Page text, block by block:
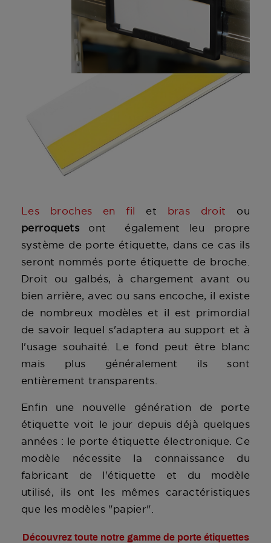
Les broches en fil et bras droit ou
perroquets ont également leu propre
système de porte étiquette, dans ce cas ils
seront nommés porte étiquette de broche.
Droit ou galbés, à chargement avant ou
bien arrière, avec ou sans encoche, il existe
de nombreux modèles et il est primordial
de savoir lequel s'adaptera au support et à
l'usage souhaité. Le fond peut être blanc
mais plus généralement ils sont
entièrement transparents.
Enfin une nouvelle génération de porte
étiquette voit le jour depuis déjà quelques
années : le porte étiquette électronique. Ce
modèle nécessite la connaissance du
fabricant de l'étiquette et du modèle
utilisé, ils ont les mêmes caractéristiques
que les modèles "papier".
Découvrez toute notre gamme de porte étiquettes